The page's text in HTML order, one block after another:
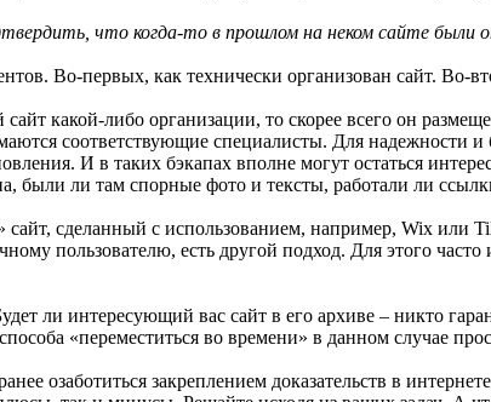
что когда-то в прошлом на неком сайте были
Во-первых, как технически организован сайт. Во-
какой-либо организации, то скорее всего он
соответствующие специалисты. Для надежности
И в таких бэкапах вполне могут остаться
были ли там спорные фото и тексты, работали ли
сайт, сделанный с использованием, например, Wix или
пользователю, есть другой подход. Для этого
ли интересующий вас сайт в его архиве – никто
«переместиться во времени» в данном случае
озаботиться закреплением доказательств в